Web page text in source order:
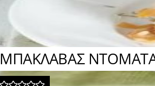
ΜΠΑΚΛΑΒΑΣ